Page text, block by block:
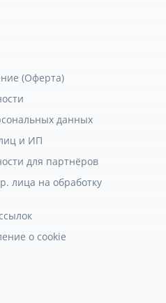
(Оферта)
данных
и ИП
для партнёров
лица на обработку
о cookie